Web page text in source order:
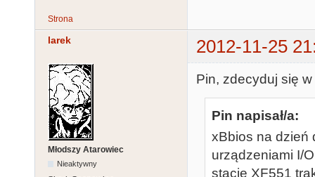
Strona
larek 2012-11-25
Młodszy Atarowiec
Nieaktywny
Pin, zdecyduj się
Pin napisał/a:
xBbios na dzień
urządzeniami I/
stację XF551